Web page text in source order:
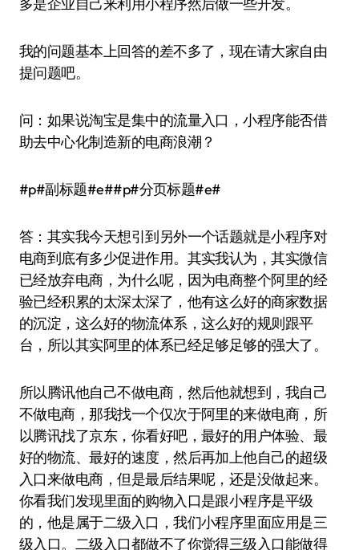
我的问题基本上回答的差不多了，现在请大家自由
提问题吧。
问：如果说淘宝是集中的流量入口，小程序能否借
助去中心化制造新的电商浪潮？
#p#副标题#e##p#分页标题#e#
答：其实我今天想引到另外一个话题就是小程序对
电商到底有多少促进作用。其实我认为，其实微信
已经放弃电商，为什么呢，因为电商整个阿里的经
验已经积累的太深太深了，他有这么好的商家数据
的沉淀，这么好的物流体系，这么好的规则跟平
台，所以其实阿里的体系已经足够足够的强大了。
所以腾讯他自己不做电商，然后他就想到，我自己
不做电商，那我找一个仅次于阿里的来做电商，所
以腾讯找了京东，你看好吧，最好的用户体验、最
好的物流、最好的速度，然后再加上他自己的超级
入口来做电商，但是最后结果呢，还是没做起来。
你看我们发现里面的购物入口是跟小程序是平级
的，他是属于二级入口，我们小程序里面应用是三
级入口。二级入口都做不了你觉得三级入口能做得